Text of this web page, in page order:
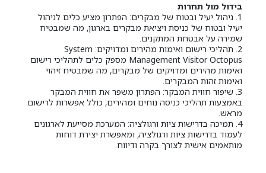
בידול מול תחרות
1. ניהול יעיל ובטוח של מבקרים: הפתרון מציע כלים לניהול
יעיל ובטוח של כניסת ויציאת מבקרים בארגון, מה שמבטיח
שמירה על אבטחת המתקנים.
2. תהליכי רישום ואימות מהירים ומדויקים: System
Management Visitor Octopus מספק כלים לתהליכי רישום
ואימות מהירים ומדויקים של מבקרים, מה שמבטיח זיהוי
ואימות זהות המבקרים.
3. שיפור חווית המבקר: הפתרון משפר את חווית המבקר
באמצעות תהליכי כניסה נוחים ומהירים, כולל אפשרות לרישום
מראש.
4. תמיכה בדרישות ציות ורגולציה: המערכת מסייעת לארגונים
לעמוד בדרישות ציות ורגולציה, ומאפשרת יצירת דוחות
מותאמים אישית לצורך בקרה ודיווח.